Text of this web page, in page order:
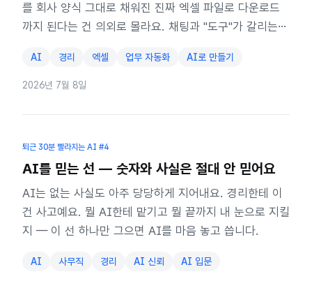
를 회사 양식 그대로 채워진 진짜 엑셀 파일로 다운로드
까지 된다는 건 의외로 몰라요. 채팅과 "도구"가 갈리는
AI 경리 엑셀 업무 자동화 AI로 만들기
2026년 7월 8일
퇴근 30분 빨라지는 AI #4
AI를 믿는 선 — 숫자와 사실은 절대 안 믿어요
AI는 없는 사실도 아주 당당하게 지어내요. 경리한테 이
건 사고예요. 뭘 AI한테 맡기고 뭘 끝까지 내 눈으로 지킬
지 — 이 선 하나만 그으면 AI를 마음 놓고 씁니다.
AI 사무직 경리 AI 신뢰 AI 입문